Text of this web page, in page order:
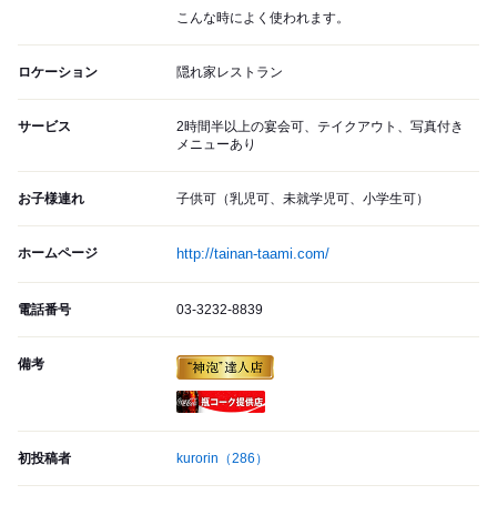
こんな時によく使われます。
ロケーション 隠れ家レストラン
サービス
2時間半以上の宴会可、テイクアウト、写真付き
メニューあり
お子様連れ 子供可（乳児可、未就学児可、小学生可）
ホームページ http://tainan-taami.com/
電話番号 03-3232-8839
備考
初投稿者 kurorin （286）